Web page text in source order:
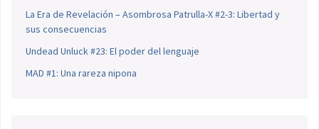
La Era de Revelación – Asombrosa Patrulla-X #2-3: Libertad y
sus consecuencias
Undead Unluck #23: El poder del lenguaje
MAD #1: Una rareza nipona